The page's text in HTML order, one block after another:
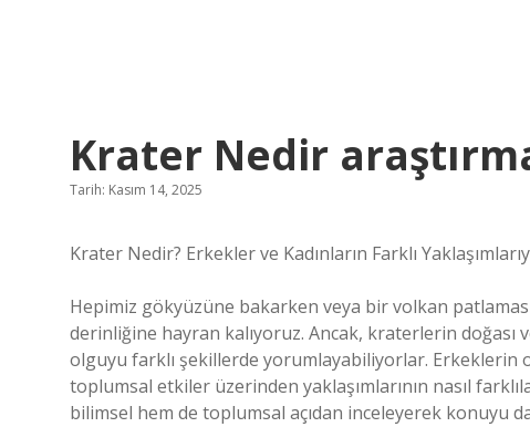
Krater Nedir
Tarih: Kasım 14, 2025
Krater Nedir? Erkekler ve Kadınların Farklı
Hepimiz gökyüzüne bakarken veya bir volkan
derinliğine hayran kalıyoruz. Ancak, kraterlerin
olguyu farklı şekillerde yorumlayabiliyorlar. Erkeklerin
toplumsal etkiler üzerinden yaklaşımlarının nasıl
bilimsel hem de toplumsal açıdan inceleyerek konuyu